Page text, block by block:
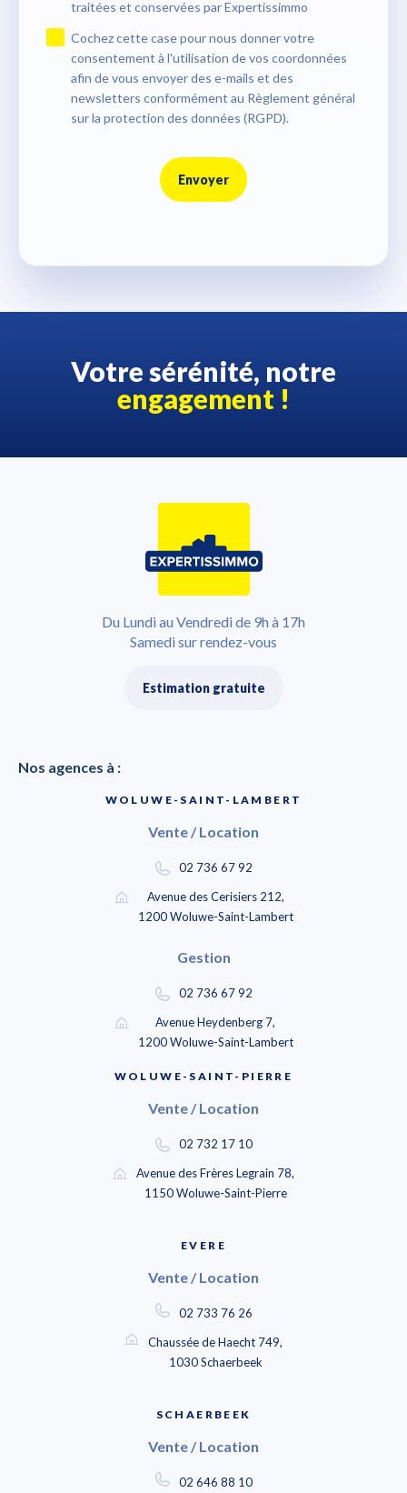
traitées et conservées par Expertissimmo
Cochez cette case pour nous donner votre
consentement à l'utilisation de vos coordonnées
afin de vous envoyer des e-mails et des
newsletters conformément au Règlement général
sur la protection des données (RGPD).
Envoyer
Votre sérénité, notre
engagement !
Du Lundi au Vendredi de 9h à 17h
Samedi sur rendez-vous
Estimation gratuite
Nos agences à :
WOLUWE-SAINT-LAMBERT
Vente / Location
02 736 67 92
Avenue des Cerisiers 212,
1200 Woluwe-Saint-Lambert
Gestion
02 736 67 92
Avenue Heydenberg 7,
1200 Woluwe-Saint-Lambert
WOLUWE-SAINT-PIERRE
Vente / Location
02 732 17 10
Avenue des Frères Legrain 78,
1150 Woluwe-Saint-Pierre
EVERE
Vente / Location
02 733 76 26
Chaussée de Haecht 749,
1030 Schaerbeek
SCHAERBEEK
Vente / Location
02 646 88 10